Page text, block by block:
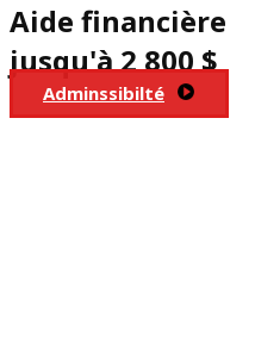
Aide financière
jusqu'à 2 800 $
Adminssibilté